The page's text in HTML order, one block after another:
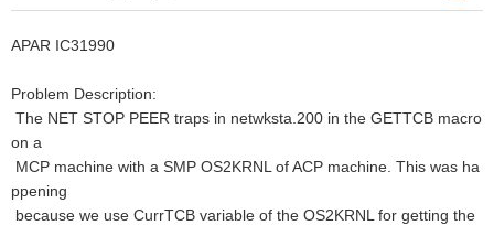
APAR IC31990
Problem Description:
The NET STOP PEER traps in netwksta.200 in the GETTCB macro
on a
MCP machine with a SMP OS2KRNL of ACP machine. This was ha
ppening
because we use CurrTCB variable of the OS2KRNL for getting the